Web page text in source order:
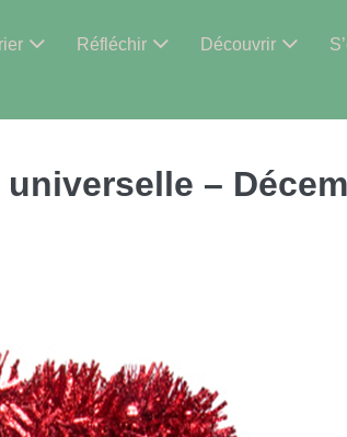
Réfléchir Découvrir
–